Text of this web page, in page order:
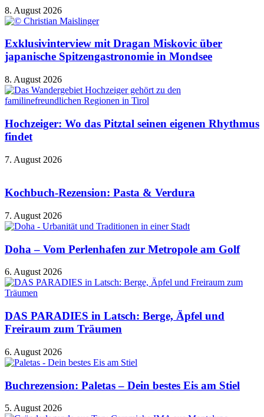
8. August 2026
Exklusivinterview mit Dragan Miskovic über
japanische Spitzengastronomie in Mondsee
8. August 2026
Hochzeiger: Wo das Pitztal seinen eigenen Rhythmus
findet
7. August 2026
Kochbuch-Rezension: Pasta & Verdura
7. August 2026
Doha – Vom Perlenhafen zur Metropole am Golf
6. August 2026
DAS PARADIES in Latsch: Berge, Äpfel und
Freiraum zum Träumen
6. August 2026
Buchrezension: Paletas – Dein bestes Eis am Stiel
5. August 2026